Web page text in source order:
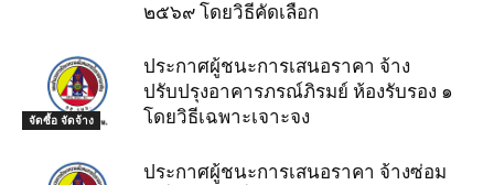
๒๕๖๙ โดยวิธีคัดเลือก
จัดซื้อ จัดจ้าง
ประกาศผู้ชนะการเสนอราคา จ้าง
ปรับปรุงอาคารภรณ์ภิรมย์ ห้องรับรอง ๑
โดยวิธีเฉพาะเจาะจง
ประกาศผู้ชนะการเสนอราคา จ้างซ่อม